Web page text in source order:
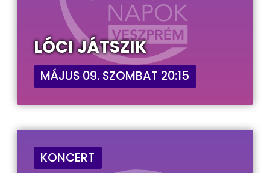
LÓCI JÁTSZIK
MÁJUS 09. SZOMBAT 20:15
KONCERT